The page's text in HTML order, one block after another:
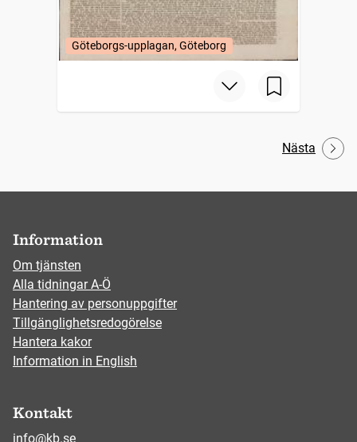
Göteborgs-upplagan, Göteborg
Nästa
Information
Om tjänsten
Alla tidningar A-Ö
Hantering av personuppgifter
Tillgänglighetsredogörelse
Hantera kakor
Information in English
Kontakt
info@kb.se